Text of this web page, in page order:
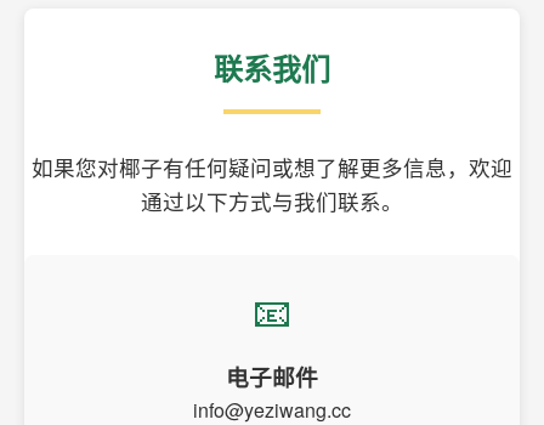
联系我们
如果您对椰子有任何疑问或想了解更多信息，欢迎
通过以下方式与我们联系。
📧
电子邮件
info@yeziwang.cc